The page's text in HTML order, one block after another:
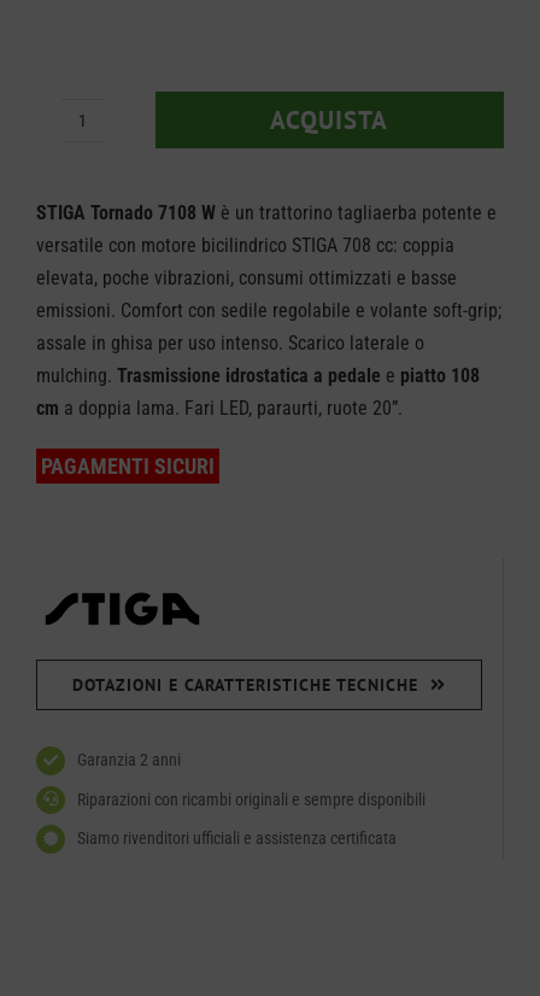
DOTAZIONI E CARATTERISTICHE TECNICHE
Garanzia 2 anni
Riparazioni con ricambi originali e sempre disponibili
Siamo rivenditori ufficiali e assistenza certificata
Tornado
7108
W
quantità
ACQUISTA
STIGA Tornado 7108 Wè un trattorino tagliaerba potente e
versatile con motore bicilindrico STIGA 708 cc: coppia
elevata, poche vibrazioni, consumi ottimizzati e basse
emissioni. Comfort con sedile regolabile e volante soft-grip;
assale in ghisa per uso intenso. Scarico laterale o
mulching. Trasmissione idrostatica a pedale e piatto 108
cm a doppia lama. Fari LED, paraurti, ruote 20”.
PAGAMENTI SICURI